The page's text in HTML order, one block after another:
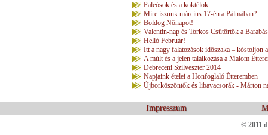
Paleósok és a koktélok
Mire iszunk március 17-én a Pálmában?
Boldog Nőnapot!
Valentin-nap és Torkos Csütörtök a
Helló Február!
Itt a nagy falatozások időszaka – kóstoljon
A múlt és a jelen találkozása a Malom
Debreceni Szilveszter 2014
Napjaink ételei a Honfoglaló Étteremben
Újborköszöntők és libavacsorák - Márton
Impresszum
© 2011